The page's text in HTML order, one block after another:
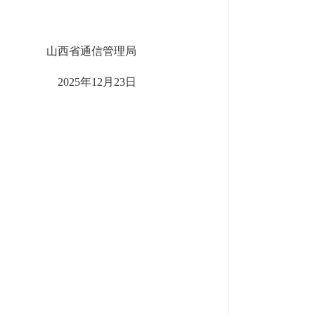
山西省通信管理局
2025年12 月 23日